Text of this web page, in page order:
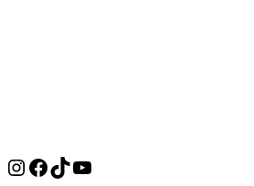
Instagram
Facebook
TikTok
YouTube